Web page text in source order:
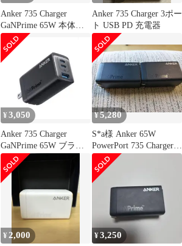
Anker 735 Charger
GaNPrime 65W 本体の
み
Anker 735 Charger 3ポー
ト USB PD 充電器
¥ 3,050
Anker 735 Charger
GaNPrime 65W ブラッ
ク 3ポート
¥5,280
S*a様 Anker 65W
PowerPort 735 Charger 2
個セ
¥2,000 ¥3,250